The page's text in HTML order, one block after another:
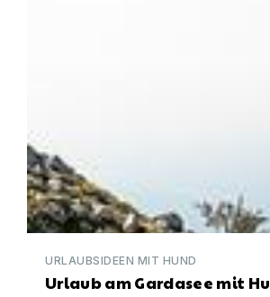
URLAUBSIDEEN MIT HUND
Urlaub am Gardasee mit